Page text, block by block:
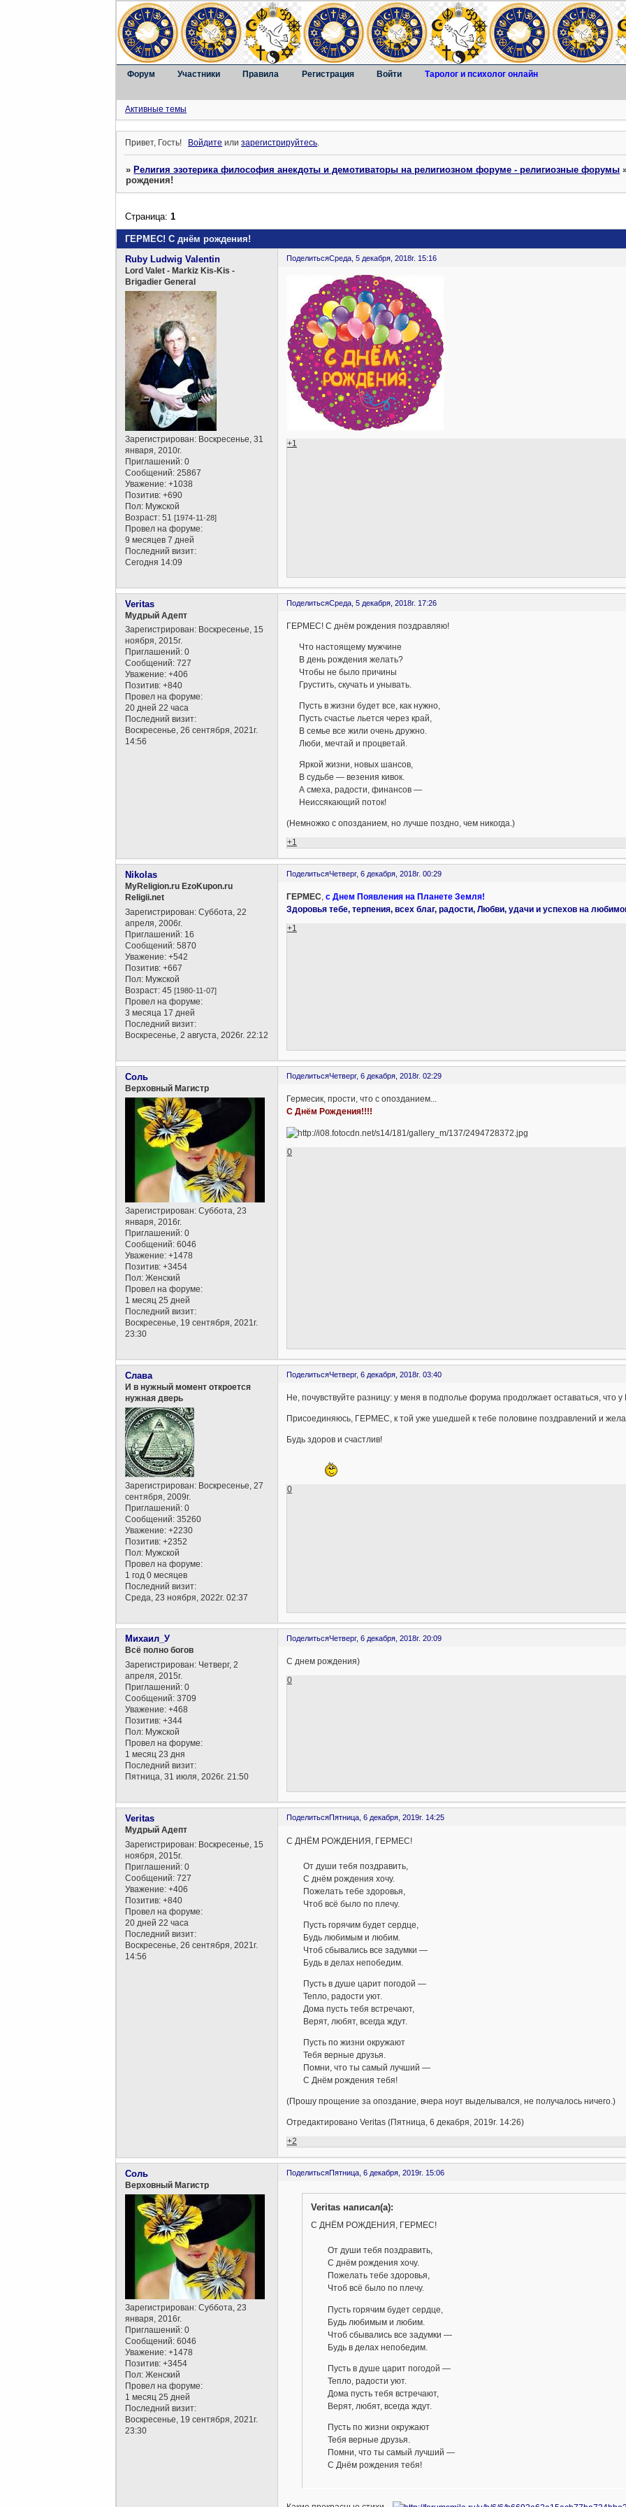
Форум Участники Правила Регистрация Войти Таролог и психолог онлайн
Активные темы
Привет, Гость! Войдите илизарегистрируйтесь.
»Религия эзотерика философия анекдоты и демотиваторы на религиозном форуме - религиозные форумы
рождения!
ГЕРМЕС! С днём рождения!
Страница:1
ПоделитьсяСреда, 5 декабря, 2018г. 15:16
Ruby Ludwig Valentin
Lord Valet - Markiz Kis-Kis -
Brigadier General
Зарегистрирован: Воскресенье, 31
января, 2010г.
Приглашений: 0
Сообщений: 25867
Уважение: +1038
Позитив: +690
Пол: Мужской
Возраст: 51[1974-11-28]
Провел на форуме:
9 месяцев 7 дней
Последний визит:
Сегодня 14:09
+1
ПоделитьсяСреда, 5 декабря, 2018г. 17:26
Veritas
Мудрый Адепт
Зарегистрирован: Воскресенье, 15
ноября, 2015г.
Приглашений: 0
Сообщений: 727
Уважение: +406
Позитив: +840
Провел на форуме:
20 дней 22 часа
Последний визит:
Воскресенье, 26 сентября, 2021г.
14:56
ГЕРМЕС! С днём рождения поздравляю!
Что настоящему мужчине
В день рождения желать?
Чтобы не было причины
Грустить, скучать и унывать.
Пусть в жизни будет все, как нужно,
Пусть счастье льется через край,
В семье все жили очень дружно.
Люби, мечтай и процветай.
Яркой жизни, новых шансов,
В судьбе — везения кивок.
А смеха, радости, финансов —
Неиссякающий поток!
(Немножко с опозданием, но лучше поздно, чем никогда.)
+1
ПоделитьсяЧетверг, 6 декабря, 2018г. 00:29
Nikolas
MyReligion.ru EzoKupon.ru
Religii.net
Зарегистрирован: Суббота, 22
апреля, 2006г.
Приглашений: 16
Сообщений: 5870
Уважение: +542
Позитив: +667
Пол: Мужской
Возраст: 45[1980-11-07]
Провел на форуме:
3 месяца 17 дней
Последний визит:
Воскресенье, 2 августа, 2026г. 22:12
ГЕРМЕС,с Днем Появления на Планете Земля!
Здоровья тебе, терпения, всех благ, радости, Любви, удачи и успехов на
+1
ПоделитьсяЧетверг, 6 декабря, 2018г. 02:29
Соль
Верховный Магистр
Зарегистрирован: Суббота, 23
января, 2016г.
Приглашений: 0
Сообщений: 6046
Уважение: +1478
Позитив: +3454
Пол: Женский
Провел на форуме:
1 месяц 25 дней
Последний визит:
Воскресенье, 19 сентября, 2021г.
23:30
Гермесик, прости, что с опозданием...
С Днём Рождения!!!!
0
ПоделитьсяЧетверг, 6 декабря, 2018г. 03:40
Слава
И в нужный момент откроется
нужная дверь
Зарегистрирован: Воскресенье, 27
сентября, 2009г.
Приглашений: 0
Сообщений: 35260
Уважение: +2230
Позитив: +2352
Пол: Мужской
Провел на форуме:
1 год 0 месяцев
Последний визит:
Среда, 23 ноября, 2022г. 02:37
Не, почувствуйте разницу: у меня в подполье форума продолжает оставаться,
Присоединяюсь, ГЕРМЕС, к той уже ушедшей к тебе половине поздравлений и
Будь здоров и счастлив!
0
ПоделитьсяЧетверг, 6 декабря, 2018г. 20:09
Михаил_У
Всё полно богов
Зарегистрирован: Четверг, 2
апреля, 2015г.
Приглашений: 0
Сообщений: 3709
Уважение: +468
Позитив: +344
Пол: Мужской
Провел на форуме:
1 месяц 23 дня
Последний визит:
Пятница, 31 июля, 2026г. 21:50
С днем рождения)
0
ПоделитьсяПятница, 6 декабря, 2019г. 14:25
Veritas
Мудрый Адепт
Зарегистрирован: Воскресенье, 15
ноября, 2015г.
Приглашений: 0
Сообщений: 727
Уважение: +406
Позитив: +840
Провел на форуме:
20 дней 22 часа
Последний визит:
Воскресенье, 26 сентября, 2021г.
14:56
С ДНЁМ РОЖДЕНИЯ, ГЕРМЕС!
От души тебя поздравить,
С днём рождения хочу.
Пожелать тебе здоровья,
Чтоб всё было по плечу.
Пусть горячим будет сердце,
Будь любимым и любим.
Чтоб сбывались все задумки —
Будь в делах непобедим.
Пусть в душе царит погодой —
Тепло, радости уют.
Дома пусть тебя встречают,
Верят, любят, всегда ждут.
Пусть по жизни окружают
Тебя верные друзья.
Помни, что ты самый лучший —
С Днём рождения тебя!
(Прошу прощение за опоздание, вчера ноут выделывался, не получалось ничего.)
Отредактировано Veritas (Пятница, 6 декабря, 2019г. 14:26)
+2
ПоделитьсяПятница, 6 декабря, 2019г. 15:06
Соль
Верховный Магистр
Зарегистрирован: Суббота, 23
января, 2016г.
Приглашений: 0
Сообщений: 6046
Уважение: +1478
Позитив: +3454
Пол: Женский
Провел на форуме:
1 месяц 25 дней
Последний визит:
Воскресенье, 19 сентября, 2021г.
23:30
Veritas написал(а):
С ДНЁМ РОЖДЕНИЯ, ГЕРМЕС!
От души тебя поздравить,
С днём рождения хочу.
Пожелать тебе здоровья,
Чтоб всё было по плечу.
Пусть горячим будет сердце,
Будь любимым и любим.
Чтоб сбывались все задумки —
Будь в делах непобедим.
Пусть в душе царит погодой —
Тепло, радости уют.
Дома пусть тебя встречают,
Верят, любят, всегда ждут.
Пусть по жизни окружают
Тебя верные друзья.
Помни, что ты самый лучший —
С Днём рождения тебя!